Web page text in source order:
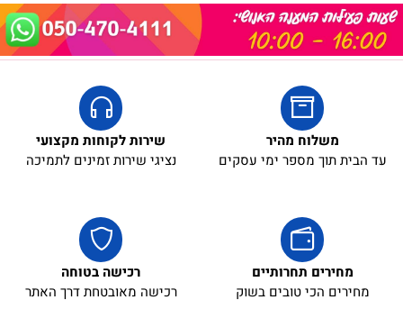
משלוח מהיר
עד הבית תוך מספר ימי עסקים
שירות לקוחות מקצועי
נציגי שירות זמינים לתמיכה
מחירים תחרותיים
מחירים הכי טובים בשוק
רכישה בטוחה
רכישה מאובטחת דרך האתר